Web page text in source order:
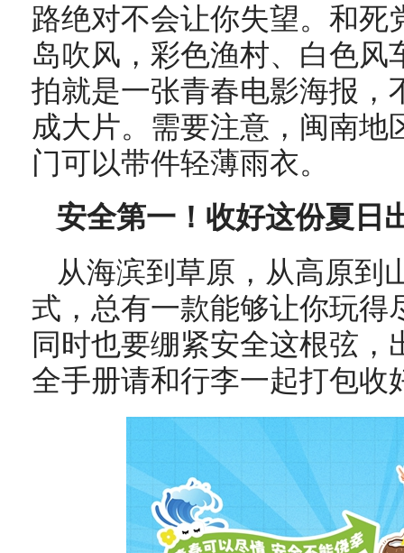
路绝对不会让你失望。和死
岛吹风，彩色渔村、白色
拍就是一张青春电影海报，
成大片。需要注意，闽南地
门可以带件轻薄雨衣。
安全第一！收好这份夏日
从海滨到草原，从高原到
式，总有一款能够让你玩得
同时也要绷紧安全这根弦
全手册请和行李一起打包收